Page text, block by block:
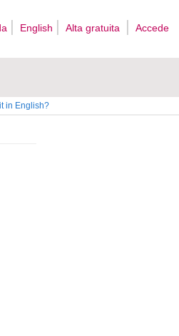
English Alta gratuita Accede
in English?